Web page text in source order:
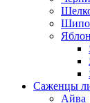
Саженцы
Айва